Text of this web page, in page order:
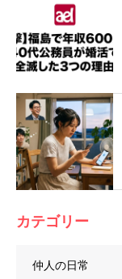
カテゴリー
仲人の日常